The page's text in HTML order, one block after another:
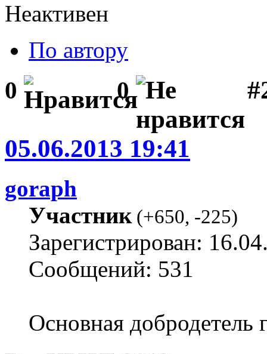
Неактивен
По автору
0 0
05.06.2013 19:41
goraph
Участник(+650, -225)
Зарегистрирован:
Сообщений: 531
Основная добродетель